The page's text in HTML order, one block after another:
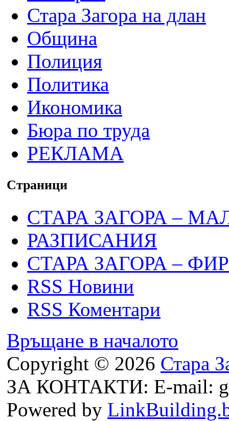
Стара Загора на длан
Община
Полиция
Политика
Икономика
Бюра по труда
РЕКЛАМА
Страници
СТАРА ЗАГОРА –
РАЗПИСАНИЯ
СТАРА ЗАГОРА –
RSS Новини
RSS Коментари
Връщане в началото
Copyright © 2026 Стара
ЗА КОНТАКТИ: E-mail:
Powered by